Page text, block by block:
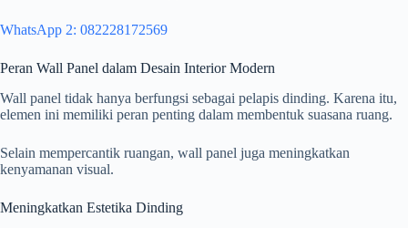
WhatsApp 2: 082228172569
Peran Wall Panel dalam Desain Interior Modern
Wall panel tidak hanya berfungsi sebagai pelapis dinding. Karena itu,
elemen ini memiliki peran penting dalam membentuk suasana ruang.
Selain mempercantik ruangan, wall panel juga meningkatkan
kenyamanan visual.
Meningkatkan Estetika Dinding